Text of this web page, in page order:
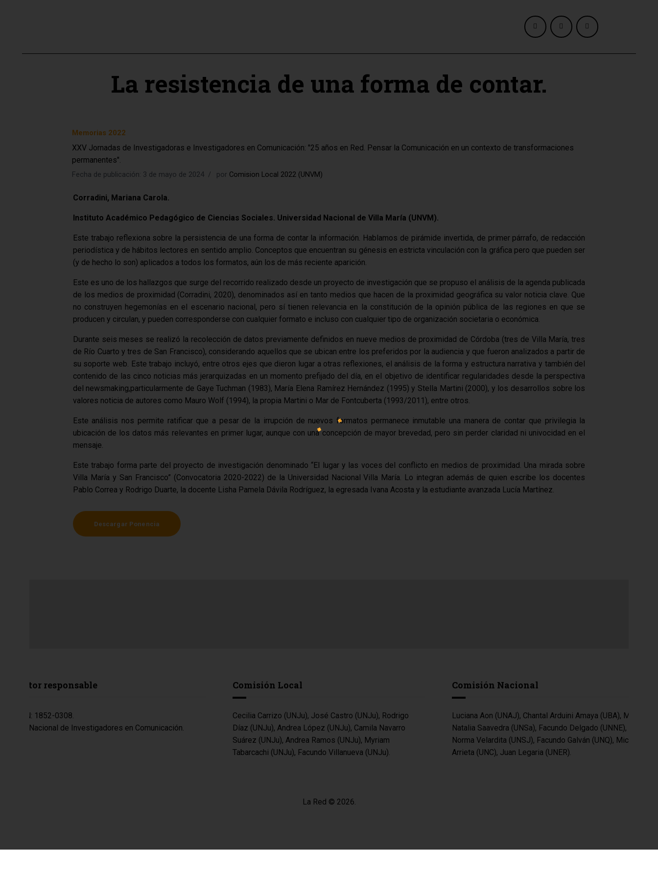
La resistencia de una forma de contar.
Memorias 2022
XXV Jornadas de Investigadoras e Investigadores en Comunicación: "25 años en Red. Pensar la Comunicación en un contexto de transformaciones
permanentes".
Fecha de publicación: 3 de mayo de 2024 por Comision Local 2022 (UNVM)
Corradini, Mariana Carola.
Instituto Académico Pedagógico de Ciencias Sociales. Universidad Nacional de Villa María (UNVM).
Este trabajo reflexiona sobre la persistencia de una forma de contar la información. Hablamos de pirámide invertida, de primer párrafo, de redacción
periodística y de hábitos lectores en sentido amplio. Conceptos que encuentran su génesis en estricta vinculación con la gráfica pero que pueden ser
(y de hecho lo son) aplicados a todos los formatos, aún los de más reciente aparición.
Este es uno de los hallazgos que surge del recorrido realizado desde un proyecto de investigación que se propuso el análisis de la agenda publicada
de los medios de proximidad (Corradini, 2020), denominados así en tanto medios que hacen de la proximidad geográfica su valor noticia clave. Que
no construyen hegemonías en el escenario nacional, pero sí tienen relevancia en la constitución de la opinión pública de las regiones en que se
producen y circulan, y pueden corresponderse con cualquier formato e incluso con cualquier tipo de organización societaria o económica.
Durante seis meses se realizó la recolección de datos previamente definidos en nueve medios de proximidad de Córdoba (tres de Villa María, tres
de Río Cuarto y tres de San Francisco), considerando aquellos que se ubican entre los preferidos por la audiencia y que fueron analizados a partir de
su soporte web. Este trabajo incluyó, entre otros ejes que dieron lugar a otras reflexiones, el análisis de la forma y estructura narrativa y también del
contenido de las cinco noticias más jerarquizadas en un momento prefijado del día, en el objetivo de identificar regularidades desde la perspectiva
del newsmaking,particularmente de Gaye Tuchman (1983), María Elena Ramírez Hernández (1995) y Stella Martini (2000), y los desarrollos sobre los
valores noticia de autores como Mauro Wolf (1994), la propia Martini o Mar de Fontcuberta (1993/2011), entre otros.
Este análisis nos permite ratificar que a pesar de la irrupción de nuevos formatos permanece inmutable una manera de contar que privilegia la
ubicación de los datos más relevantes en primer lugar, aunque con una concepción de mayor brevedad, pero sin perder claridad ni univocidad en el
mensaje.
Este trabajo forma parte del proyecto de investigación denominado “El lugar y las voces del conflicto en medios de proximidad. Una mirada sobre
Villa María y San Francisco” (Convocatoria 2020-2022) de la Universidad Nacional Villa María. Lo integran además de quien escribe los docentes
Pablo Correa y Rodrigo Duarte, la docente Lisha Pamela Dávila Rodríguez, la egresada Ivana Acosta y la estudiante avanzada Lucía Martínez.
Descargar Ponencia
Editor responsable
ISSN: 1852-0308.
Red Nacional de Investigadores en Comunicación.
Comisión Local
Cecilia Carrizo (UNJu), José Castro (UNJu), Rodrigo
Díaz (UNJu), Andrea López (UNJu), Camila Navarro
Suárez (UNJu), Andrea Ramos (UNJu), Myriam
Tabarcachi (UNJu), Facundo Villanueva (UNJu).
Comisión Nacional
Luciana Aon (UNAJ), Chantal Arduini Amaya (UBA), María
Natalia Saavedra (UNSa), Facundo Delgado (UNNE),
Norma Velardita (UNSJ), Facundo Galván (UNQ), Micaela
Arrieta (UNC), Juan Legaria (UNER).
La Red © 2026.